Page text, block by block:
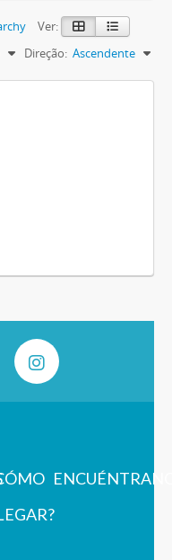
Ver:
Direção: Ascendente